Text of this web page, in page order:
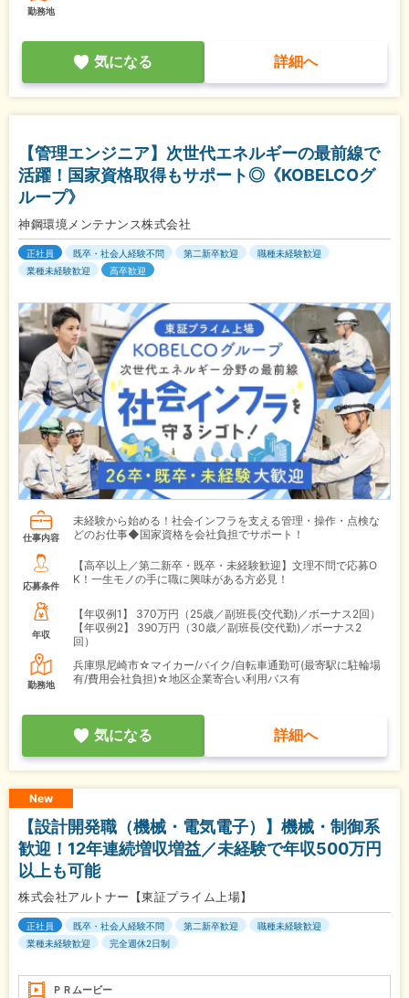
勤務地
気になる 詳細へ
【管理エンジニア】次世代エネルギーの最前線で
活躍！国家資格取得もサポート◎《KOBELCOグ
ループ》
神鋼環境メンテナンス株式会社
正社員 既卒・社会人経験不問 第二新卒歓迎
職種未経験歓迎
業種未経験歓迎
高卒歓迎
仕事内容
未経験から始める！社会インフラを支える管理・操作・点検な
どのお仕事◆国家資格を会社負担でサポート！
応募条件
【高卒以上／第二新卒・既卒・未経験歓迎】文理不問で応募O
K！一生モノの手に職に興味がある方必見！
年収
【年収例1】
370万円（25歳／副班長(交代勤)／ボーナス2回）
【年収例2】
390万円（30歳／副班長(交代勤)／ボーナス2
回）
勤務地
兵庫県尼崎市☆マイカー/バイク/自転車通勤可(最寄駅に駐輪場
有/費用会社負担)☆地区企業寄合い利用バス有
気になる 詳細へ
New
【設計開発職（機械・電気電子）】機械・制御系
歓迎！12年連続増収増益／未経験で年収500万円
以上も可能
株式会社アルトナー【東証プライム上場】
正社員 既卒・社会人経験不問 第二新卒歓迎
職種未経験歓迎
業種未経験歓迎
完全週休2日制
ＰＲムービー